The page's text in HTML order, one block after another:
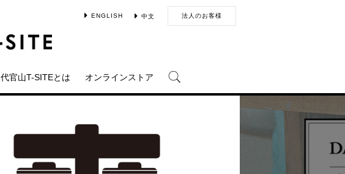
ENGLISH 中文 法人のお客様
代官山T-SITEとは オンラインストア